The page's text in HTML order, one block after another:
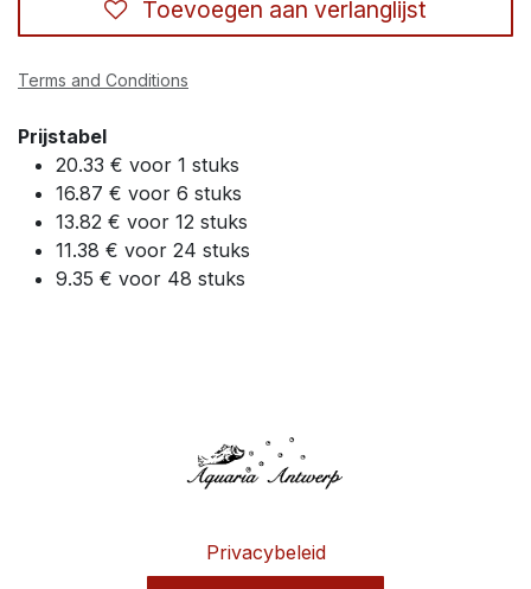
Toevoegen aan verlanglijst
Terms and Conditions
Prijstabel
20.33 € voor 1 stuks
16.87 € voor 6 stuks
13.82 € voor 12 stuks
11.38 € voor 24 stuks
9.35 € voor 48 stuks
Privacybeleid